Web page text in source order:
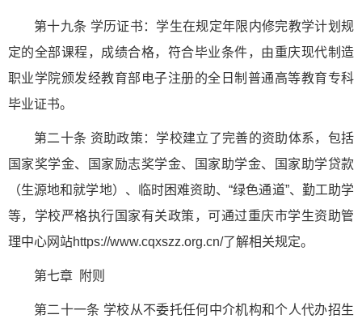
第十九条 学历证书：学生在规定年限内修完教学计划规
定的全部课程，成绩合格，符合毕业条件，由重庆现代制造
职业学院颁发经教育部电子注册的全日制普通高等教育专科
毕业证书。
第二十条 资助政策：学校建立了完善的资助体系，包括
国家奖学金、国家励志奖学金、国家助学金、国家助学贷款
（生源地和就学地）、临时困难资助、“绿色通道”、勤工助学
等，学校严格执行国家有关政策，可通过重庆市学生资助管
理中心网站https://www.cqxszz.org.cn/了解相关规定。
第七章 附则
第二十一条 学校从不委托任何中介机构和个人代办招生